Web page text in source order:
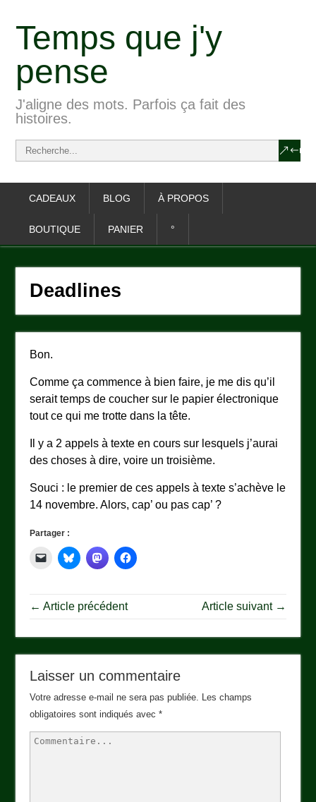
Temps que j'y
pense
J'aligne des mots. Parfois ça fait des
histoires.
CADEAUX BLOG À PROPOS
BOUTIQUE PANIER °
Deadlines
Bon.
Comme ça commence à bien faire, je me dis qu’il
serait temps de coucher sur le papier électronique
tout ce qui me trotte dans la tête.
Il y a 2 appels à texte en cours sur lesquels j’aurai
des choses à dire, voire un troisième.
Souci : le premier de ces appels à texte s’achève le
14 novembre. Alors, cap’ ou pas cap’ ?
Partager :
← Article précédent Article suivant →
Laisser un commentaire
Votre adresse e-mail ne sera pas publiée. Les champs
obligatoires sont indiqués avec*